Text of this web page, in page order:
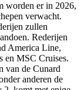
worden er in 2026,
verwacht.
zullen
Rederijen
America Line,
en MSC Cruises.
van de Cunard
anderen de